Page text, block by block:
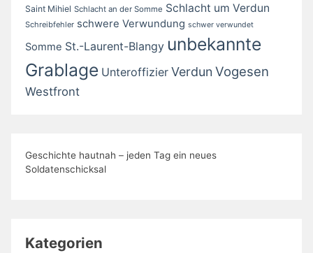
Saint Mihiel Schlacht an der Somme Schlacht um Verdun
Schreibfehler schwere Verwundung schwer verwundet
Somme St.-Laurent-Blangy unbekannte
Grablage Unteroffizier Verdun Vogesen
Westfront
Geschichte hautnah – jeden Tag ein neues
Soldatenschicksal
Kategorien